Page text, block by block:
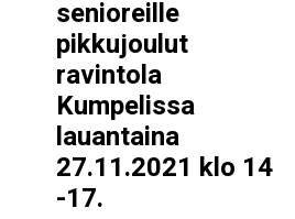
senioreille
pikkujoulut
ravintola
Kumpelissa
lauantaina
27.11.2021 klo 14
-17.